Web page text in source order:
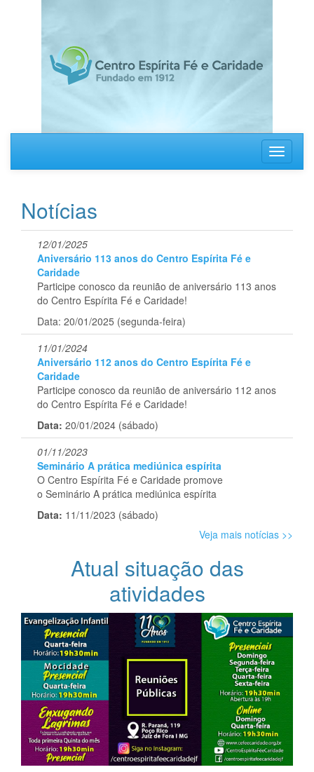
Toggle
Notícias
12/01/2025
Aniversário 113 anos do Centro Espírita Fé e
Caridade
Participe conosco da reunião de aniversário 113 anos
do Centro Espírita Fé e Caridade!
Data: 20/01/2025 (segunda-feira)
11/01/2024
Aniversário 112 anos do Centro Espírita Fé e
Caridade
Participe conosco da reunião de aniversário 112 anos
do Centro Espírita Fé e Caridade!
Data: 20/01/2024 (sábado)
01/11/2023
Seminário A prática mediúnica espírita
O Centro Espírita Fé e Caridade promove
o Seminário A prática mediúnica espírita
Data: 11/11/2023 (sábado)
Veja mais notícias >>
Atual situação das
atividades